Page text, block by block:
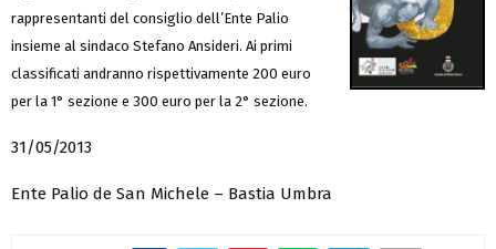
rappresentanti del consiglio dell’Ente Palio
insieme al sindaco Stefano Ansideri. Ai primi
classificati andranno rispettivamente 200 euro
per la 1° sezione e 300 euro per la 2° sezione.
31/05/2013
Ente Palio de San Michele – Bastia Umbra